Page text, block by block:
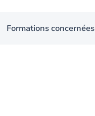
Formations concernées